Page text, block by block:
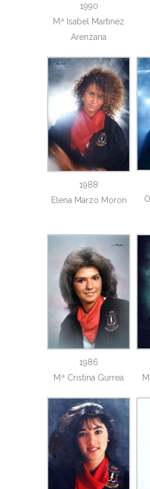
1990
Mª Isabel Martínez
Arenzana
1988
Elena Marzo Moron
1986
Mª Cristina Gurrea